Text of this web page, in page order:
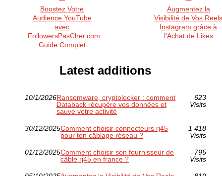
Boostez Votre
Audience YouTube
avec
FollowersPasCher.com:
Guide Complet
Augmentez la
Visibilité de Vos
Instagram grâce à
l'Achat de Likes
Latest additions
10/1/2026Ransomware, cryptolocker : comment
Databack récupère vos données et
sauve votre activité
623
Visits
30/12/2025Comment choisir connecteurs rj45
pour ton câblage réseau ?
1 418
Visits
01/12/2025Comment choisir son fournisseur de
câble rj45 en france ?
795
Visits